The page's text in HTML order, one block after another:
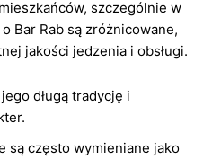
szczególnie w
Bar Rab są zróżnicowane,
jakości jedzenia i obsługi.
długą tradycję i
są często wymieniane jako